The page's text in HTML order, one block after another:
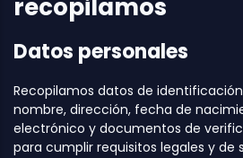
recopilamos
Datos personales
Recopilamos datos de
nombre, dirección, fecha de
electrónico y documentos de
para cumplir requisitos legales y de